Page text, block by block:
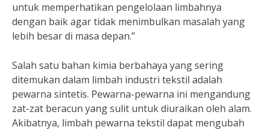
untuk memperhatikan pengelolaan limbahnya
dengan baik agar tidak menimbulkan masalah yang
lebih besar di masa depan.”
Salah satu bahan kimia berbahaya yang sering
ditemukan dalam limbah industri tekstil adalah
pewarna sintetis. Pewarna-pewarna ini mengandung
zat-zat beracun yang sulit untuk diuraikan oleh alam.
Akibatnya, limbah pewarna tekstil dapat mengubah